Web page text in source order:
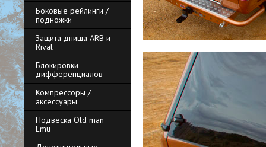
Боковые рейлинги /
подножки
Защита днища ARB и
Rival
Блокировки
дифференциалов
Компрессоры /
аксессуары
Подвеска Old man
Emu